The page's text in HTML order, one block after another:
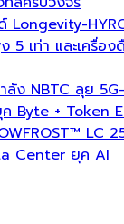
Longevity-
5 เท่า และเครื่อ
ง NBTC ลุย
Byte + Token
LC
Center ยุค AI